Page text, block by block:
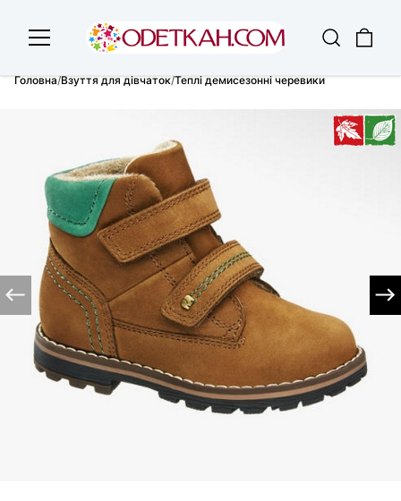
Головна/Взуття для дівчаток/Теплі демисезонні черевики